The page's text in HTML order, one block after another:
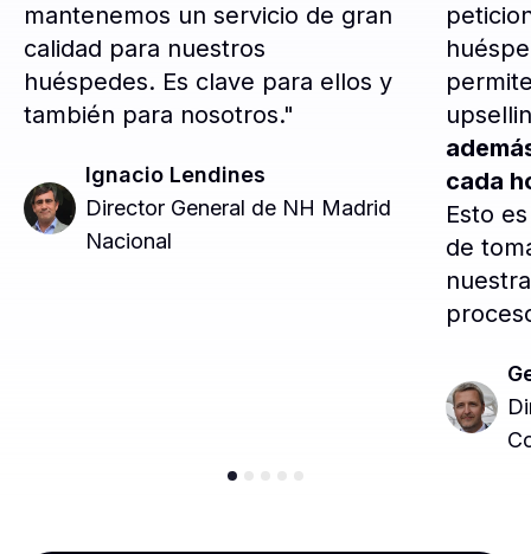
mantenemos un servicio de gran
calidad para nuestros
huéspedes. Es clave para ellos y
también para nosotros."
Ignacio Lendines
Director General de NH Madrid
Nacional
cada
Esto
de